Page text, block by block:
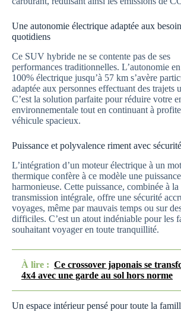
Une autonomie électrique adaptée aux
quotidiens
Ce SUV hybride ne se contente pas de ses
performances traditionnelles. L’autonomie
100% électrique jusqu’à 57 km s’avère
adaptée aux personnes effectuant des trajets
C’est la solution parfaite pour réduire votre
environnementale tout en continuant à
véhicule spacieux.
Puissance et polyvalence riment avec sécurité
L’intégration d’un moteur électrique à un
thermique confère à ce modèle une puissance
harmonieuse. Cette puissance, combinée à la
transmission intégrale, offre une sécurité
voyages, même par mauvais temps ou sur
difficiles. C’est un atout indéniable pour les
souhaitant voyager en toute tranquillité.
À lire : Ce crossover japonais se
4x4 avec une garde au sol hors norme
Un espace intérieur pensé pour toute la